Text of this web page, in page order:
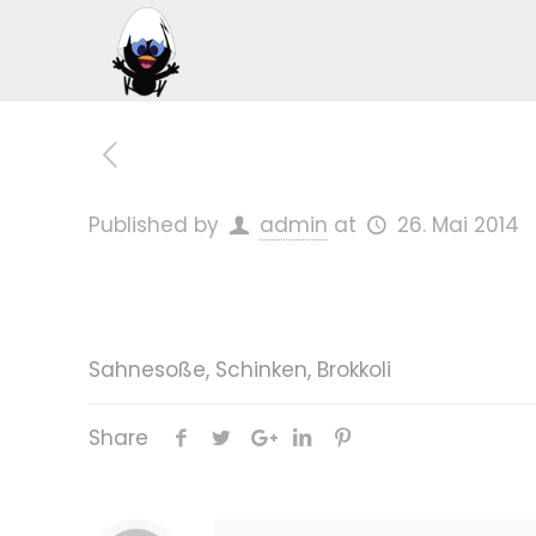
Published by admin at 26. Mai 2014
Sahnesoße, Schinken, Brokkoli
Share